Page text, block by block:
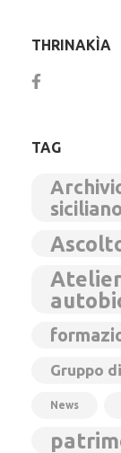
THRINAKÌA
TAG
Gruppo
News